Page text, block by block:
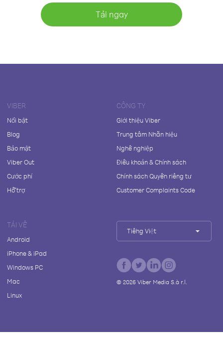
Tải ngay
VIBER
Nổi bật
Blog
Bảo mật
Viber Out
Cước phí
Hỗ trợ
CÔNG TY
Giới thiệu Viber
Trung tâm Nhãn hiệu
Nghề nghiệp
Điều khoản & Chính sách
Chính sách Quyền riêng tư
Customer Complaints Code
TẢI VỀ
Android
iPhone & iPad
Windows PC
Mac
Linux
Tiếng Việt
© 2026Viber Media S.à r.l.